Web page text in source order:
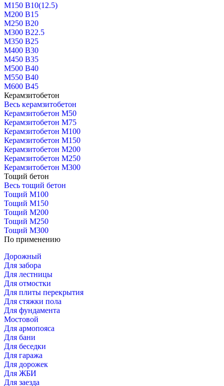
М150 В10(12.5)
М200 В15
М250 В20
М300 В22.5
М350 В25
М400 В30
М450 В35
М500 В40
М550 В40
М600 В45
Керамзитобетон
Весь керамзитобетон
Керамзитобетон М50
Керамзитобетон М75
Керамзитобетон М100
Керамзитобетон М150
Керамзитобетон М200
Керамзитобетон М250
Керамзитобетон М300
Тощий бетон
Весь тощий бетон
Тощий М100
Тощий М150
Тощий М200
Тощий М250
Тощий М300
По применению
Дорожный
Для забора
Для лестницы
Для отмостки
Для плиты перекрытия
Для стяжки пола
Для фундамента
Мостовой
Для армопояса
Для бани
Для беседки
Для гаража
Для дорожек
Для ЖБИ
Для заезда